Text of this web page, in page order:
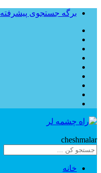
برگه جستجوی پیشرفته
cheshmalar
خانه